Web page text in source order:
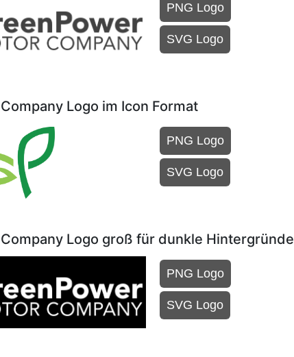
PNG Logo
SVG Logo
Logo im Icon Format
PNG Logo
SVG Logo
Logo groß für dunkle Hintergründe
PNG Logo
SVG Logo